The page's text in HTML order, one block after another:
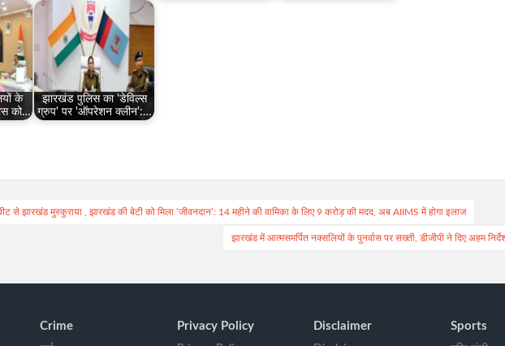
के
को…
झारखंड पुलिस का 'डेविल्स
ग्रुप' पर 'ऑपरेशन क्लीन':…
से झारखंड मुस्कुराया , झारखंड की बेटी को मिला ‘जीवनदान’: 14 महीने की वामिका के लिए 9 करोड़ की मदद, अब AIIMS में होगा इलाज
झारखंड में आत्मसमर्पित नक्सलियों के पुनर्वास पर सख्ती, डीजीपी ने दिए अहम
Crime Privacy Policy Disclaimer Sports